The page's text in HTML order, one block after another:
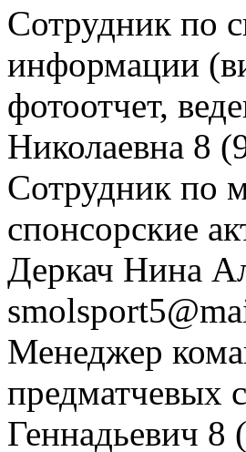
Сотрудник по
информации
фотоотчет,
Николаевна 8
Сотрудник по
спонсорские
Деркач Нина
Менеджер
предматчевых
Геннадьевич